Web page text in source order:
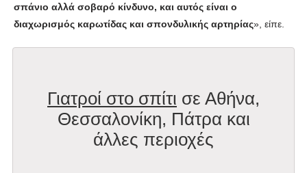
σπάνιο αλλά σοβαρό κίνδυνο, και αυτός είναι ο
διαχωρισμός καρωτίδας και σπονδυλικής αρτηρίας», είπε.
Γιατροί στο σπίτι σε Αθήνα,
Θεσσαλονίκη, Πάτρα και
άλλες περιοχές